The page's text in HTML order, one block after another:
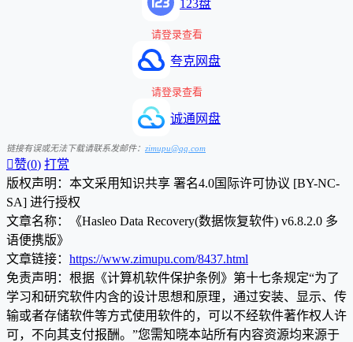
123盘
请登录查看
夸克网盘
请登录查看
诚通网盘
链接有误或无法下载请联系发邮件： zimupu@qq.com
赞(0) 打赏
版权声明：本文采用知识共享 署名4.0国际许可协议 [BY-NC-
SA] 进行授权
文章名称：《Hasleo Data Recovery(数据恢复软件) v6.8.2.0 多
语便携版》
文章链接： https://www.zimupu.com/8437.html
免责声明：根据《计算机软件保护条例》第十七条规定“为了
学习和研究软件内含的设计思想和原理，通过安装、显示、传
输或者存储软件等方式使用软件的，可以不经软件著作权人许
可，不向其支付报酬。”您需知晓本站所有内容资源均来源于